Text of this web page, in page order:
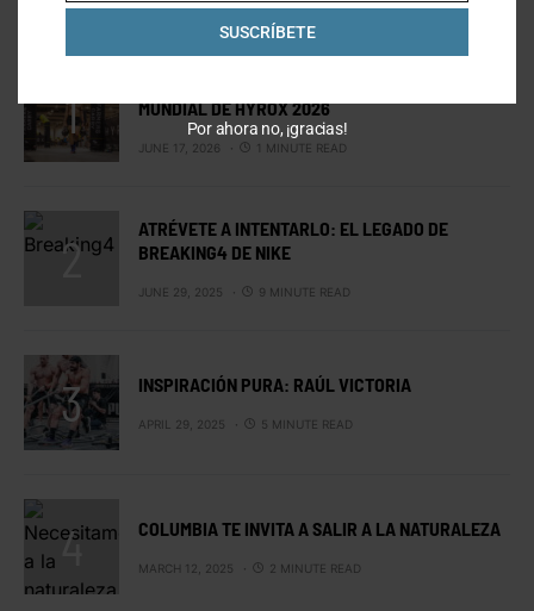
LO MÁS VISTO
MUNDIAL DE HYROX 2026
JUNE 17, 2026 1 MINUTE READ
ATRÉVETE A INTENTARLO: EL LEGADO DE
BREAKING4 DE NIKE
JUNE 29, 2025 9 MINUTE READ
INSPIRACIÓN PURA: RAÚL VICTORIA
APRIL 29, 2025 5 MINUTE READ
COLUMBIA TE INVITA A SALIR A LA NATURALEZA
MARCH 12, 2025 2 MINUTE READ
SUSCRÍBETE
Por ahora no, ¡gracias!